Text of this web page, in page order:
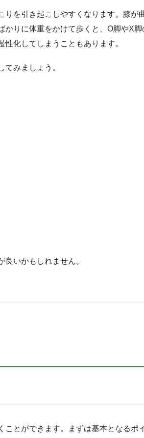
を引き起こしやすくなります。膝が
りに体重をかけて歩くと、O脚やX
化してしまうこともあります。
みましょう。
いかもしれません。
とができます。まずは基本となるポ